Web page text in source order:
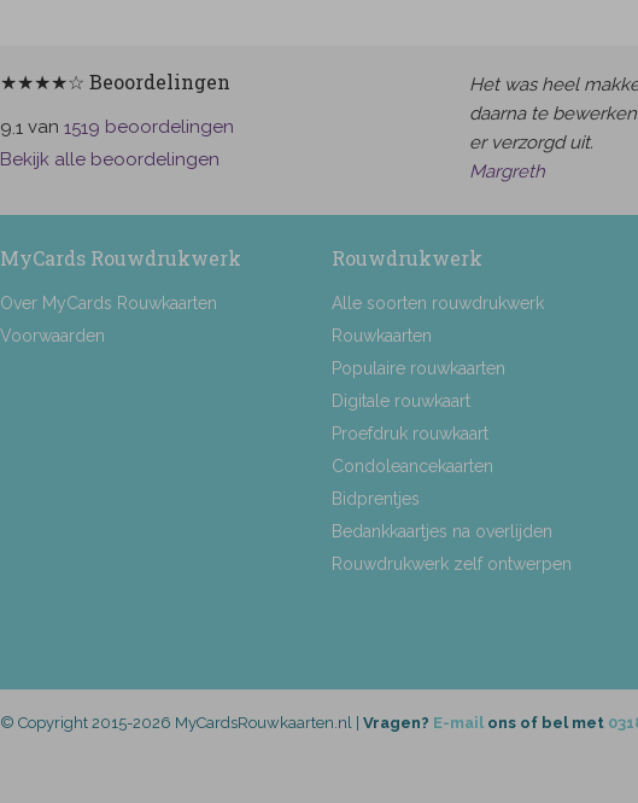
★★★★☆ Beoordelingen
9.1 van 1519 beoordelingen
Bekijk alle beoordelingen
Het was heel
daarna te
er verzorgd uit.
Margreth
MyCards Rouwdrukwerk
Over MyCards Rouwkaarten
Voorwaarden
Rouwdrukwerk
Alle soorten rouwdrukwerk
Rouwkaarten
Populaire rouwkaarten
Digitale rouwkaart
Proefdruk rouwkaart
Condoleancekaarten
Bidprentjes
Bedankkaartjes na overlijden
Rouwdrukwerk zelf ontwerpen
© Copyright 2015-2026 MyCardsRouwkaarten.nl | Vragen? E-mail ons of bel met